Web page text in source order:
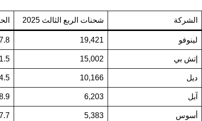
الشركة شحنات الربع الثالث 2025
لينوفو 19,421
إتش بي 15,002
ديل 10,166
آبل 6,203
أسوس 5,383